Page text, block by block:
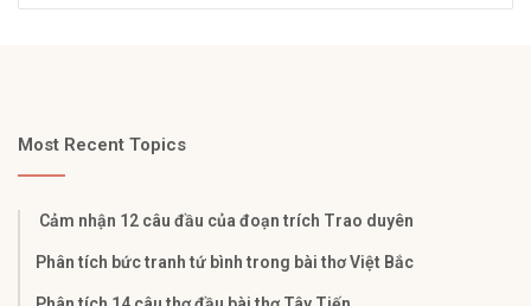
Most Recent Topics
Cảm nhận 12 câu đầu của đoạn trích Trao duyên
Phân tích bức tranh tứ bình trong bài thơ Việt Bắc